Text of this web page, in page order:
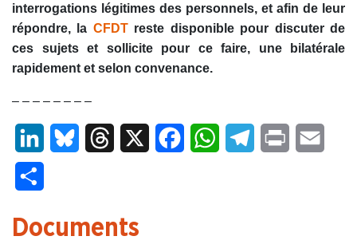
interrogations légitimes des personnels, et afin de leur
répondre, la CFDTreste disponible pour discuter de
ces sujets et sollicite pour ce faire, une bilatérale
rapidement et selon convenance.
– – – – – – – –
LinkedInBluesky Threads FacebookWhatsAppTelegram
Print
Documents